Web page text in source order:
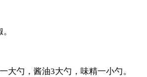
大勺，酱油3大勺，味精一小勺。